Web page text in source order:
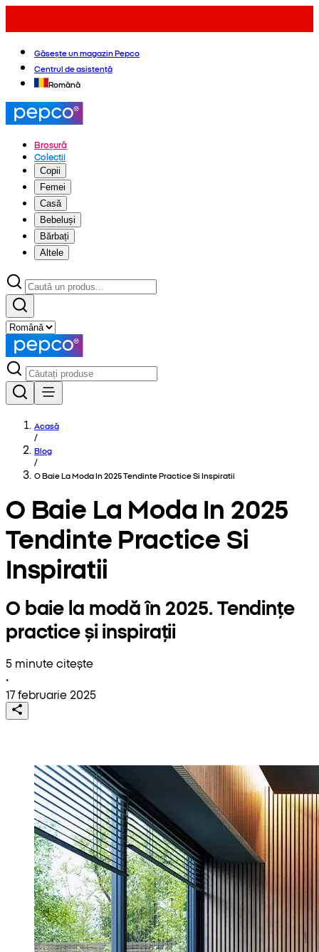
Găsește un magazin Pepco
Centrul de asistență
Română
Broșură
Colecții
Copii
Femei
Casă
Bebeluși
Bărbați
Altele
Acasă
/
Blog
/
O Baie La Moda In 2025 Tendinte Practice Si Inspiratii
O Baie La Moda In 2025
Tendinte Practice Si
Inspiratii
O baie la modă în 2025. Tendințe
practice și inspirații
5 minute citește
•
17 februarie 2025